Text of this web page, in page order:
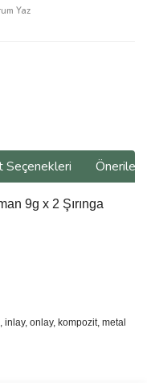
Yaz
Seçenekleri
9g x 2 Şırınga
inlay, onlay, kompozit, metal